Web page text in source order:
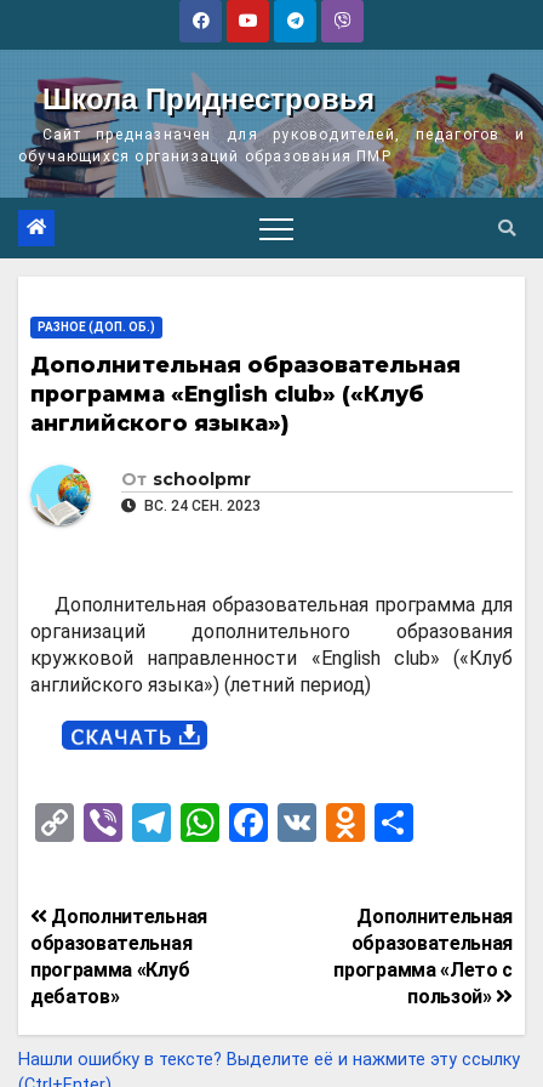
Школа Приднестровья
Сайт предназначен для руководителей, педагогов и
обучающихся организаций образования ПМР
РАЗНОЕ (ДОП. ОБ.)
Дополнительная образовательная
программа «English club» («Клуб
английского языка»)
От schoolpmr
ВС. 24 СЕН. 2023
Дополнительная образовательная программа для
организаций дополнительного образования
кружковой направленности «English club» («Клуб
английского языка») (летний период)
C
py
Li
n
k
Vi
er
T
e
gr
a
W
p
F
k
V
O
n
o
kl
ss
п
р
а
в
и
Навигация
по
записям
Дополнительная
образовательная
программа «Лето с
пользой»
Дополнительная
образовательная
программа «Клуб
дебатов»
Нашли ошибку в тексте? Выделите её и нажмите эту ссылку
ВОКАЛЬНАЯ НАПРАВЛЕННОСТЬ